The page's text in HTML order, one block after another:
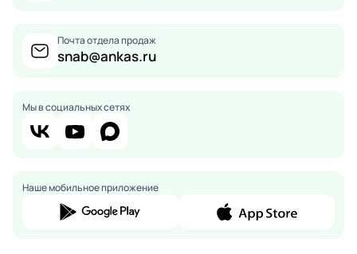
Почта отдела продаж
snab@ankas.ru
Мы в социальных сетях
Наше мобильное приложение